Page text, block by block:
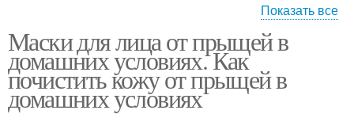
Маски из яиц Медовая маска
Показать все
Маски для лица от прыщей в
домашних условиях. Как
почистить кожу от прыщей в
домашних условиях